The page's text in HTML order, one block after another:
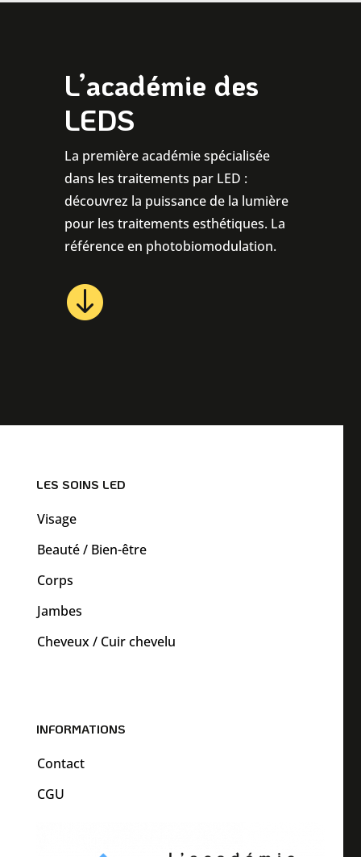
L’académie des
LEDS
La première académie spécialisée
dans les traitements par LED :
découvrez la puissance de la lumière
pour les traitements esthétiques. La
référence en photobiomodulation.

LES SOINS LED
Visage
Beauté / Bien-être
Corps
Jambes
Cheveux / Cuir chevelu
INFORMATIONS
Contact
CGU